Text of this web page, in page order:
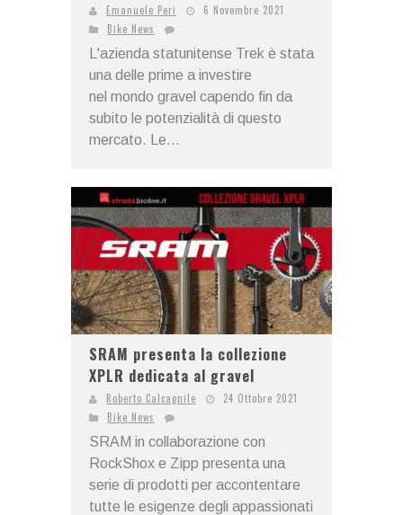
Emanuele Peri
6 Novembre 2021
Bike News
L'azienda statunitense Trek è stata
una delle prime a investire
nel mondo gravel capendo fin da
subito le potenzialità di questo
mercato. Le...
SRAM presenta la collezione
XPLR dedicata al gravel
Roberto Calcagnile
24 Ottobre 2021
Bike News
SRAM in collaborazione con
RockShox e Zipp presenta una
serie di prodotti per accontentare
tutte le esigenze degli appassionati